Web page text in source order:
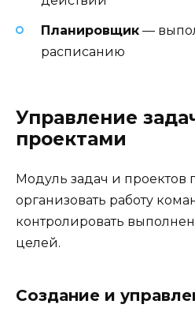
Планировщик —
расписанию
Управление
проектами
Модуль задач и проектов
организовать работу
контролировать
целей.
Создание и